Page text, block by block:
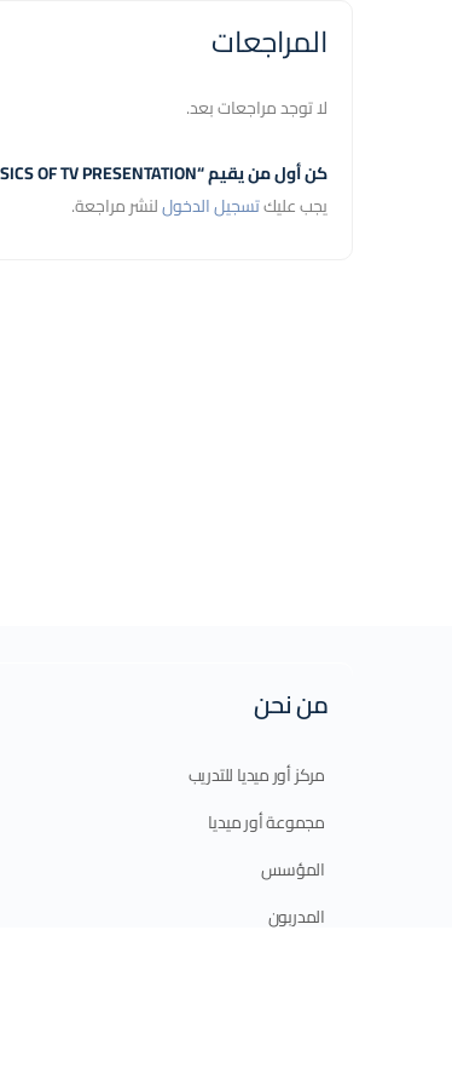
المراجعات
لا توجد مراجعات بعد.
كن أول من يقيم “BASICS OF TV PRESENTATION”
يجب عليكتسجيل الدخوللنشر مراجعة.
من نحن
مركز أور ميديا للتدريب
مجموعة أور ميديا
المؤسس
المدربون